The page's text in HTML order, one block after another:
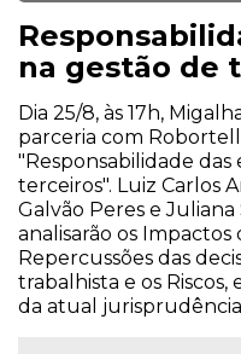
na gestão de
Dia 25/8, às 17h,
parceria com
"Responsabilidade das
terceiros". Luiz Carlos
Galvão Peres e Juliana
analisarão os Impactos
Repercussões das
trabalhista e os
da atual